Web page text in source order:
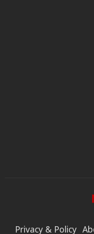
Privacy & Policy